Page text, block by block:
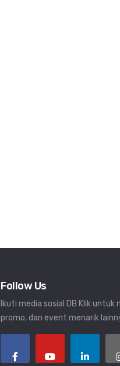
Follow Us
Ikuti media sosial DB Klik
promo, dan event menarik